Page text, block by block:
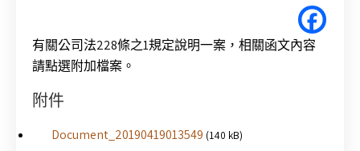
有關公司法228條之1規定說明一案，相關函文內容
請點選附加檔案。
附件
Document_20190419013549 (140 kB)